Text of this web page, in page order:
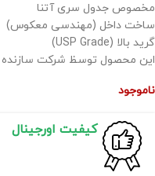
مخصوص جدول سری آتنا
ساخت داخل (مهندسی معکوس)
گرید بالا (USP Grade)
این محصول توسظ شرکت
ناموجود
کیفیت اورجینال